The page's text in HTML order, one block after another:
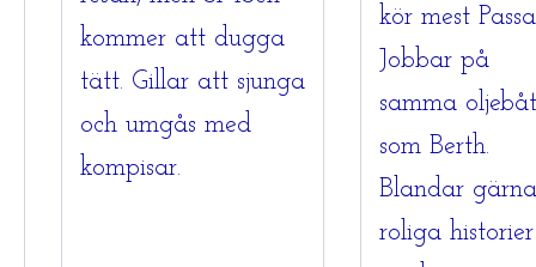
kommer att dugga
tätt. Gillar att sjunga
och umgås med
kompisar.
kör mest
Jobbar på
samma oljebåt
som Berth.
Blandar gärna
roliga historier